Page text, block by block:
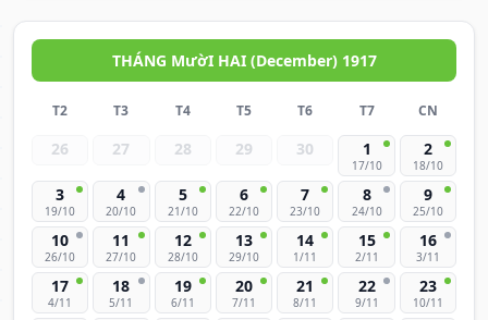
THÁNG MườI HAI (December) 1917
T2 T3 T4 T5 T6 T7 CN
26 27 28 29 30 1
17/10
2
18/10
3
19/10
4
20/10
5
21/10
6
22/10
7
23/10
8
24/10
9
25/10
10
26/10
11
27/10
12
28/10
13
29/10
14
1/11
15
2/11
16
3/11
17
4/11
18
5/11
19
6/11
20
7/11
21
8/11
22
9/11
23
10/11